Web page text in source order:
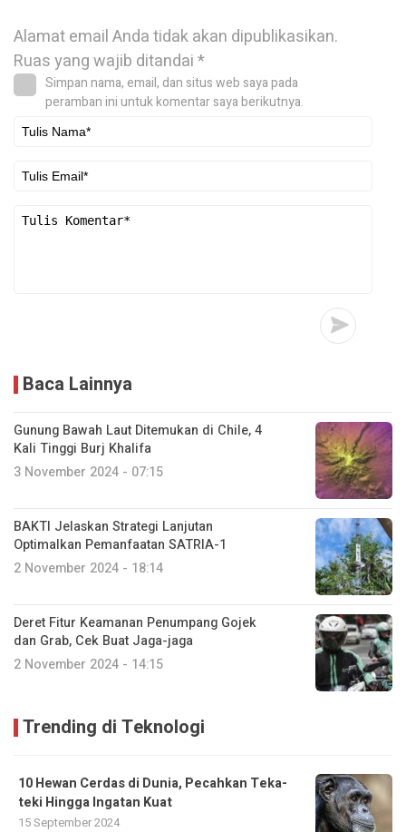
Alamat email Anda tidak akan dipublikasikan.
Ruas yang wajib ditandai*
Simpan nama, email, dan situs web saya pada
peramban ini untuk komentar saya berikutnya.
Baca Lainnya
Gunung Bawah Laut Ditemukan di Chile, 4
Kali Tinggi Burj Khalifa
3 November 2024 - 07:15
BAKTI Jelaskan Strategi Lanjutan
Optimalkan Pemanfaatan SATRIA-1
2 November 2024 - 18:14
Deret Fitur Keamanan Penumpang Gojek
dan Grab, Cek Buat Jaga-jaga
2 November 2024 - 14:15
Trending di Teknologi
10 Hewan Cerdas di Dunia, Pecahkan Teka-
teki Hingga Ingatan Kuat
15 September 2024